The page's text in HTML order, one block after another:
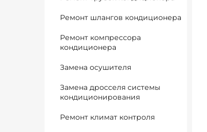
Ремонт шлангов кондиционера
Ремонт компрессора
кондиционера
Замена осушителя
Замена дросселя системы
кондиционирования
Ремонт климат контроля